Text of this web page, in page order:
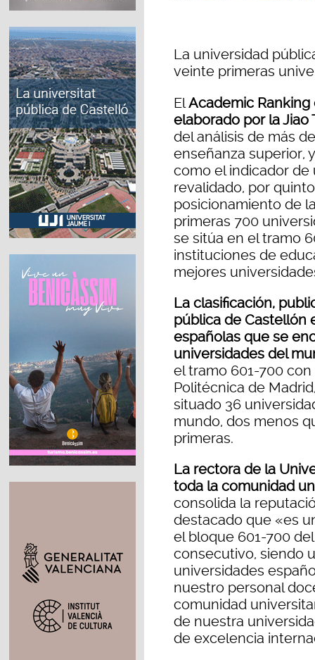
La universidad
veinte primeras
El Academic Ranking
elaborado por la
del análisis de más
enseñanza superior,
como el indicador de
revalidado, por
posicionamiento de
primeras 700
se sitúa en el tramo
instituciones de
mejores
La clasificación,
pública de Castellón
españolas que se
universidades del
el tramo 601-700
Politécnica de
situado 36
mundo, dos menos
primeras.
La rectora de la
toda la comunidad
consolida la
destacado que «es
el bloque 601-700
consecutivo, siendo
universidades
nuestro personal
comunidad
de nuestra
de excelencia